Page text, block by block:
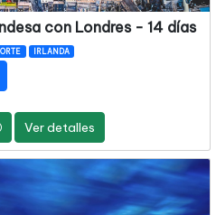
con Londres - 14 días
IRLANDA
Ver detalles